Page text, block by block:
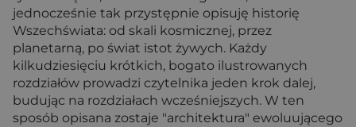
jednocześnie tak przystępnie opisuję historię
Wszechświata: od skali kosmicznej, przez
planetarną, po świat istot żywych. Każdy
kilkudziesięciu krótkich, bogato ilustrowanych
rozdziałów prowadzi czytelnika jeden krok dalej,
budując na rozdziałach wcześniejszych. W ten
sposób opisana zostaje "architektura" ewoluującego